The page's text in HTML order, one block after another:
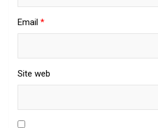
Email *
Site web